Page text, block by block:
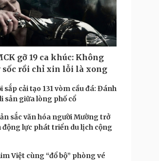
Sành điệu
Tin Công nghệ
Trải nghiệm
Chuyển đổi số
Podcast
Đọc truyện đêm khuya
Cửa sổ tình yêu
Hạt giống tâm hồn
gỡ 19 ca khúc: Không
sốc rồi chỉ xin lỗi là xong
sắp cải tạo 131 vòm cầu đá: Đánh
sản giữa lòng phố cổ
sắc văn hóa người Mường trở
động lực phát triển du lịch cộng
Việt cùng “đổ bộ” phòng vé